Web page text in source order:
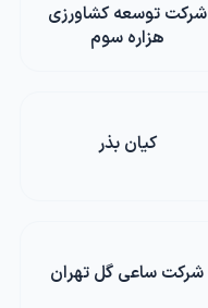
شرکت توسعه کشاورزی
هزاره سوم
کیان بذر
شرکت ساعی گل تهران